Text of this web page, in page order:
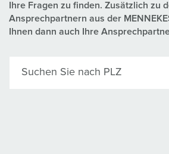
Ihre Fragen zu finden. Zusätzlich zu
Ansprechpartnern aus der
Ihnen dann auch Ihre
Suchen Sie nach PLZ